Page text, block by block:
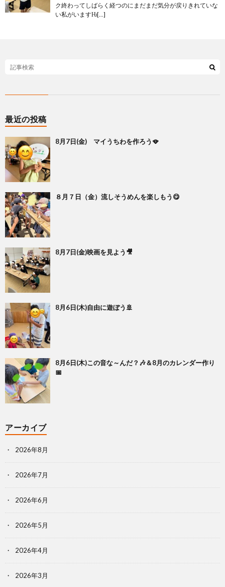
ク終わってしばらく経つのにまだまだ気分が戻りきれていな
い私がいますǶ[…]
最近の投稿
8月7日(金) マイうちわを作ろう🪭
８月７日（金）流しそうめんを楽しもう😋
8月7日(金)映画を見よう🎥
8月6日(木)自由に遊ぼう🚢
8月6日(木)この音な～んだ？🎶＆8月のカレンダー作り
📅
アーカイブ
2026年8月
2026年7月
2026年6月
2026年5月
2026年4月
2026年3月